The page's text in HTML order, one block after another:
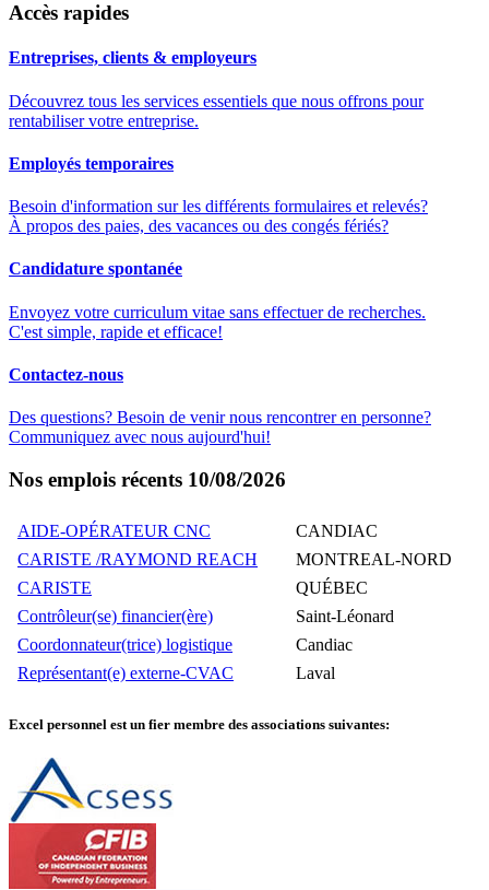
Accès rapides
Entreprises, clients & employeurs
Découvrez tous les services essentiels que nous offrons pour
rentabiliser votre entreprise.
Employés temporaires
Besoin d'information sur les différents formulaires et relevés?
À propos des paies, des vacances ou des congés fériés?
Candidature spontanée
Envoyez votre curriculum vitae sans effectuer de recherches.
C'est simple, rapide et efficace!
Contactez-nous
Des questions? Besoin de venir nous rencontrer en personne?
Communiquez avec nous aujourd'hui!
Nos emplois récents 10/08/2026
AIDE-OPÉRATEUR CNC
CANDIAC
CARISTE /RAYMOND REACH
MONTREAL-NORD
CARISTE
QUÉBEC
Contrôleur(se) financier(ère)
Saint-Léonard
Coordonnateur(trice) logistique
Candiac
Représentant(e) externe-CVAC
Laval
Excel personnel est un fier membre des associations suivantes: